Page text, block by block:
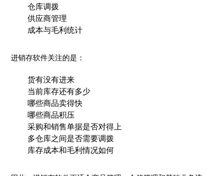
仓库调拨
供应商管理
成本与毛利统计
进销存软件关注的是：
货有没有进来
当前库存还有多少
哪些商品卖得快
哪些商品积压
采购和销售单据是否对得上
多仓库之间是否需要调拨
库存成本和毛利情况如何